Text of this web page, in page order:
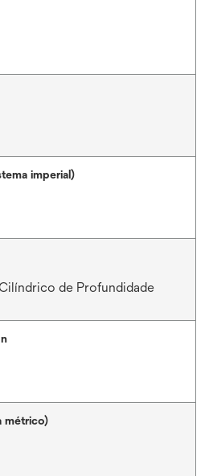
imperial)
de Profundidade
métrico)